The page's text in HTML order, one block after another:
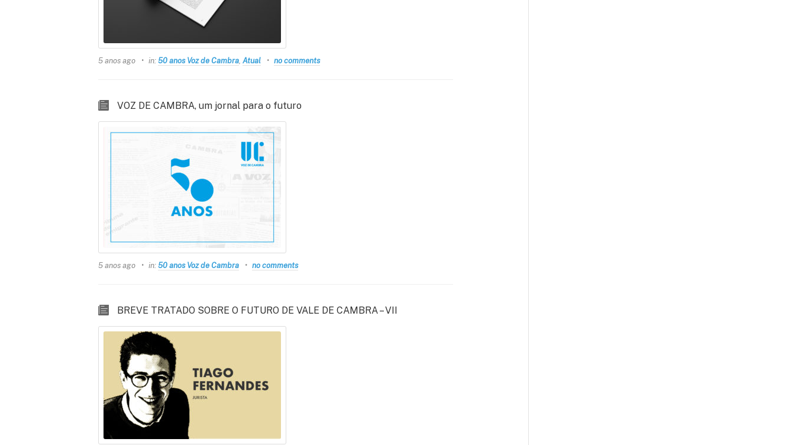
5 anos ago in: 50 anos Voz de Cambra, Atual no comments
VOZ DE CAMBRA, um jornal para o futuro
5 anos ago in: 50 anos Voz de Cambra no comments
BREVE TRATADO SOBRE O FUTURO DE VALE DE CAMBRA – VII